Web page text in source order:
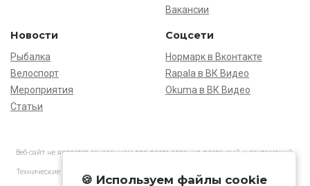
Вакансии
Новости
Рыбалка
Велоспорт
Мероприятия
Статьи
Соцсети
Нормарк в Вконтакте
Rapala в ВК Видео
Okuma в ВК Видео
Веб-сайт не является основанием для предъявления претензий и рекламаций,
Технические характеристики товаров могут отличаться от указанных на сайте.
🍪 Используем файлы cookie